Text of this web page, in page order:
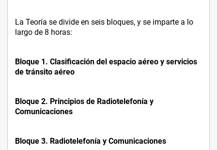
La Teoría se divide en seis bloques, y se imparte a lo
largo de 8 horas:
Bloque 1. Clasificación del espacio aéreo y servicios
de tránsito aéreo
Bloque 2. Principios de Radiotelefonía y
Comunicaciones
Bloque 3. Radiotelefonía y Comunicaciones